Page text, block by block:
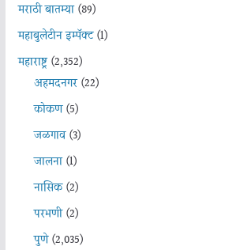
मराठी बातम्या(89)
महाबुलेटीन इम्पॅक्ट(1)
महाराष्ट्र(2,352)
अहमदनगर(22)
कोकण(5)
जळगाव(3)
जालना(1)
नासिक(2)
परभणी(2)
पुणे(2,035)